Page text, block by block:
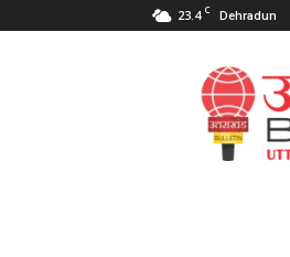
23.4 C Dehradun